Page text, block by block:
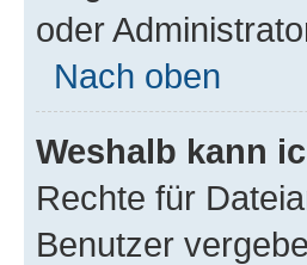
oder
Nach oben
Weshalb kann
Rechte für
Benutzer